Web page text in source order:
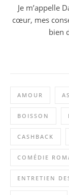
Je m’appelle
cœur, mes
bien
AMOUR
BOISSON
CASHBACK
COMÉDIE
ENTRETIEN